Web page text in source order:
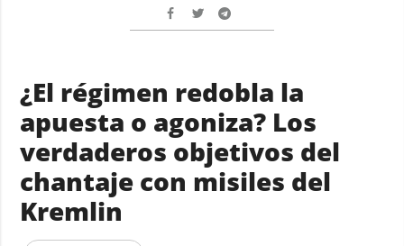
¿El régimen redobla la
apuesta o agoniza? Los
verdaderos objetivos del
chantaje con misiles del
Kremlin